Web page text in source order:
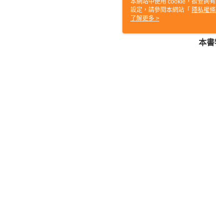
內
如
本
‧
本網站中使用 cookie，欲查詢
設定，請參閱本網站「 隱私權
使用 cookie。
了解更多 >